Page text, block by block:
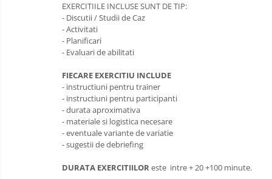
OPERATIUNI TERESTRE MILITARE SI
Performanta Echipei
Rezolvarea Conflictelor /
Neintelegerilor / Disputelor
Servicii & Relationarea cu Clientii
Teambuilding
EXERCITIILE INCLUSE SUNT DE TIP:
- Discutii / Studii de Caz
- Activitati
- Planificari
- Evaluari de abilitati
FIECARE EXERCITIU INCLUDE
- instructiuni pentru trainer
- instructiuni pentru participanti
- durata aproximativa
- materiale si logistica necesare
- eventuale variante de variatie
- sugestii de debriefing
DURATA EXERCITIILOReste intre + 20 +100 minute.